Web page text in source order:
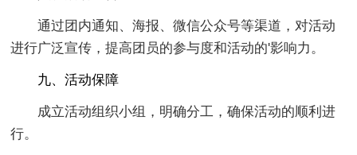
通过团内通知、海报、微信公众号等渠道，对活动
进行广泛宣传，提高团员的参与度和活动的'影响力。
九、活动保障
成立活动组织小组，明确分工，确保活动的顺利进
行。